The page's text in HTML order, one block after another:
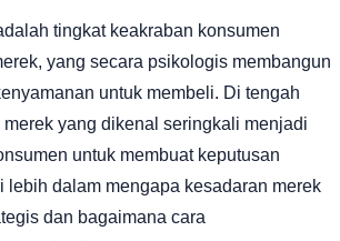
tingkat keakraban konsumen
yang secara psikologis membangun
untuk membeli. Di tengah
yang dikenal seringkali menjadi
untuk membuat keputusan
lebih dalam mengapa kesadaran merek
dan bagaimana cara